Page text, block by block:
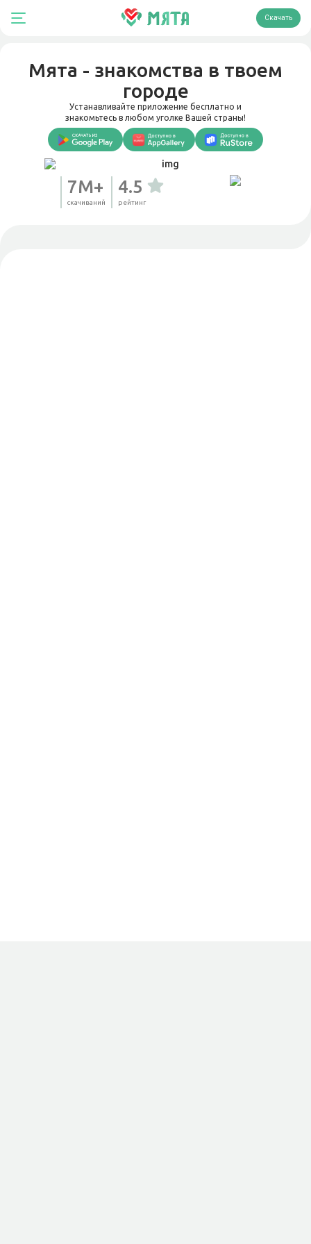
Скачать
Мята - знакомства в твоем
городе
Устанавливайте приложение бесплатно и
знакомьтесь в любом уголке Вашей страны!
7М+
скачиваний
4.5
рейтинг